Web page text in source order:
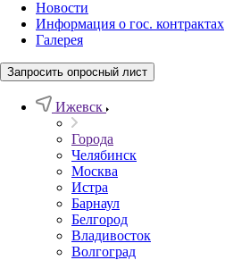
Новости
Информация о гос. контрактах
Галерея
Запросить опросный лист
Ижевск
Города
Челябинск
Москва
Истра
Барнаул
Белгород
Владивосток
Волгоград